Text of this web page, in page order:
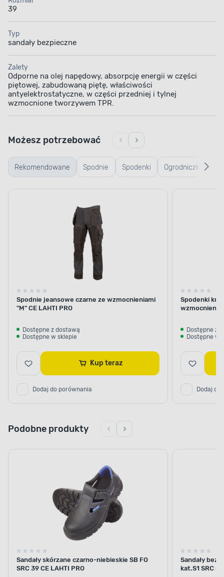
39
Typ
sandały bezpieczne
Zalety
Odporne na olej napędowy, absorpcję energii w części
piętowej, zabudowaną piętę, właściwości
antyelektrostatyczne, w części przedniej i tylnej
wzmocnione tworzywem TPR.
Rekomendowane Spodnie
robocze
Spodenki
robocze
Ogrodniczki
Możesz potrzebować
Spodnie jeansowe czarne ze wzmocnieniami
"M" CE LAHTI PRO
Dostępne z dostawą
Dostępne w sklepie
Kup teraz
Dodaj do porównania
Spodenki
Dostępne z
Dostępne w
Dodaj do
Podobne produkty
Sandały skórzane czarno-niebieskie SB FO
SRC 39 CE LAHTI PRO
Sandały
kat.S1 SRC